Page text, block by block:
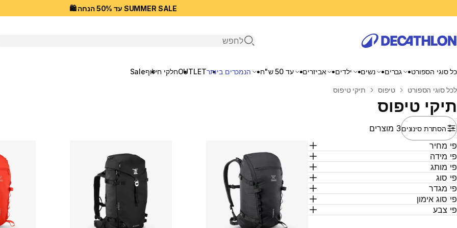
SUMMER SALE עד 50% הנחה 🛍️
פתיחת חיפוש
כל סוגי הספורט גברים נשים ילדים אביזרים עד 50 ש"ח הנמכרים ביותרOUTLETחלקי חילוףSale
בית
לכל סוגי הספורט טיפוס תיקי טיפוס
תיקי טיפוס
הסתרת סינונים3 מוצרים
מחיר
מידה
מותג
סוג
מגדר
סוג אימון
צבע